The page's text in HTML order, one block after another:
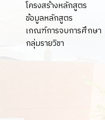
โครงสร้างหลักสูตร
ข้อมูลหลักสูตร
เกณฑ์การจบการศึกษา
กลุ่มรายวิชา